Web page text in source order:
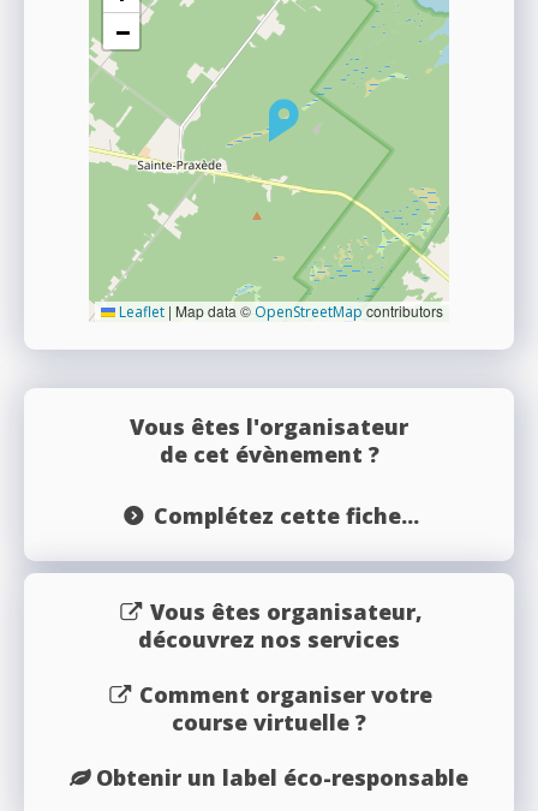
−
Leaflet | Map data ©OpenStreetMap contributors
Vous êtes l'organisateur
de cet évènement ?
Complétez cette fiche...
Vous êtes organisateur,
découvrez nos services
Comment organiser votre
course virtuelle ?
Obtenir un label éco-responsable